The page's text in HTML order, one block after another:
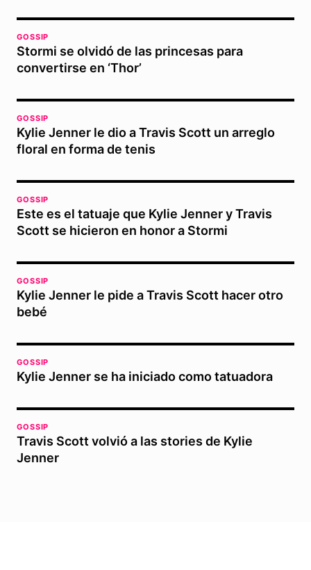
GOSSIP
Stormi se olvidó de las princesas para
convertirse en ‘Thor’
GOSSIP
Kylie Jenner le dio a Travis Scott un arreglo
floral en forma de tenis
GOSSIP
Este es el tatuaje que Kylie Jenner y Travis
Scott se hicieron en honor a Stormi
GOSSIP
Kylie Jenner le pide a Travis Scott hacer otro
bebé
GOSSIP
Kylie Jenner se ha iniciado como tatuadora
GOSSIP
Travis Scott volvió a las stories de Kylie
Jenner